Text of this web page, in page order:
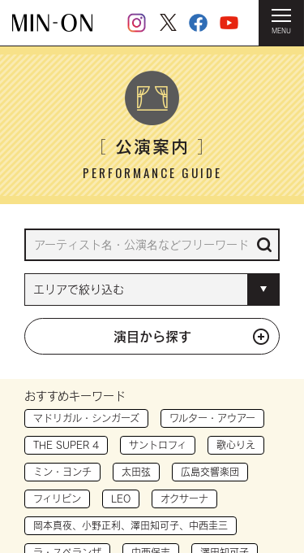
MENU
HOME ＞ 公演案内
［公演案内］
PERFORMANCE GUIDE
演目から探す
おすすめキーワード
マドリガル・シンガーズ ワルター・アウアー
THE SUPER 4 サントロフィ 歌心りえ
ミン・ヨンチ 太田弦 広島交響楽団
フィリピン LEO オクサーナ
岡本真夜、小野正利、澤田知可子、中西圭三